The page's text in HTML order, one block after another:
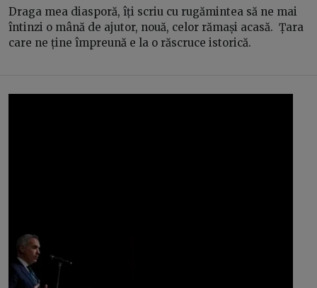
Draga mea diasporă, îți scriu cu rugămintea să ne mai
întinzi o mână de ajutor, nouă, celor rămași acasă. Țara
care ne ține împreună e la o răscruce istorică.